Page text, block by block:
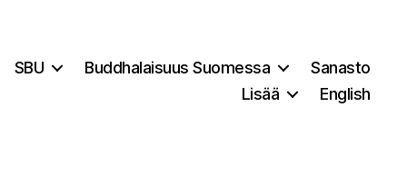
SBU Buddhalaisuus Suomessa
Sanasto
Lisää
English